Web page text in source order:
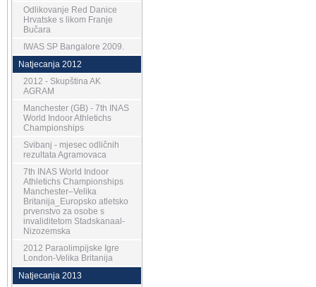
Odlikovanje Red Danice
Hrvatske s likom Franje
Bučara
IWAS SP Bangalore 2009.
Natjecanja 2012
2012 - Skupština AK
AGRAM
Manchester (GB) - 7th INAS
World Indoor Athletichs
Championships
Svibanj - mjesec odličnih
rezultata Agramovaca
7th INAS World Indoor
Athletichs Championships
Manchester–Velika
Britanija_Europsko atletsko
prvenstvo za osobe s
invaliditetom Stadskanaal-
Nizozemska
2012 Paraolimpijske Igre
London-Velika Britanija
Natjecanja 2013